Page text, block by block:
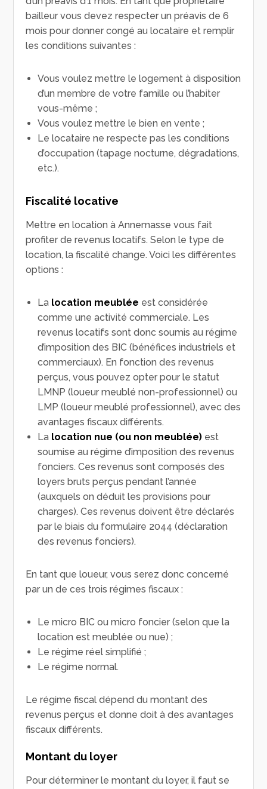
bailleur vous devez respecter un préavis de 6
mois pour donner congé au locataire et remplir
les conditions suivantes :
Vous voulez mettre le logement à disposition
d’un membre de votre famille ou l’habiter
vous-même ;
Vous voulez mettre le bien en vente ;
Le locataire ne respecte pas les conditions
d’occupation (tapage nocturne, dégradations,
etc.).
Fiscalité locative
Mettre en location à Annemasse vous fait
profiter de revenus locatifs. Selon le type de
location, la fiscalité change. Voici les différentes
options :
La location meublée est considérée
comme une activité commerciale. Les
revenus locatifs sont donc soumis au régime
d’imposition des BIC (bénéfices industriels et
commerciaux). En fonction des revenus
perçus, vous pouvez opter pour le statut
LMNP (loueur meublé non-professionnel) ou
LMP (loueur meublé professionnel), avec des
avantages fiscaux différents.
La location nue (ou non meublée) est
soumise au régime d’imposition des revenus
fonciers. Ces revenus sont composés des
loyers bruts perçus pendant l’année
(auxquels on déduit les provisions pour
charges). Ces revenus doivent être déclarés
par le biais du formulaire 2044 (déclaration
des revenus fonciers).
En tant que loueur, vous serez donc concerné
par un de ces trois régimes fiscaux :
Le micro BIC ou micro foncier (selon que la
location est meublée ou nue) ;
Le régime réel simplifié ;
Le régime normal.
Le régime fiscal dépend du montant des
revenus perçus et donne doit à des avantages
fiscaux différents.
Montant du loyer
Pour déterminer le montant du loyer, il faut se